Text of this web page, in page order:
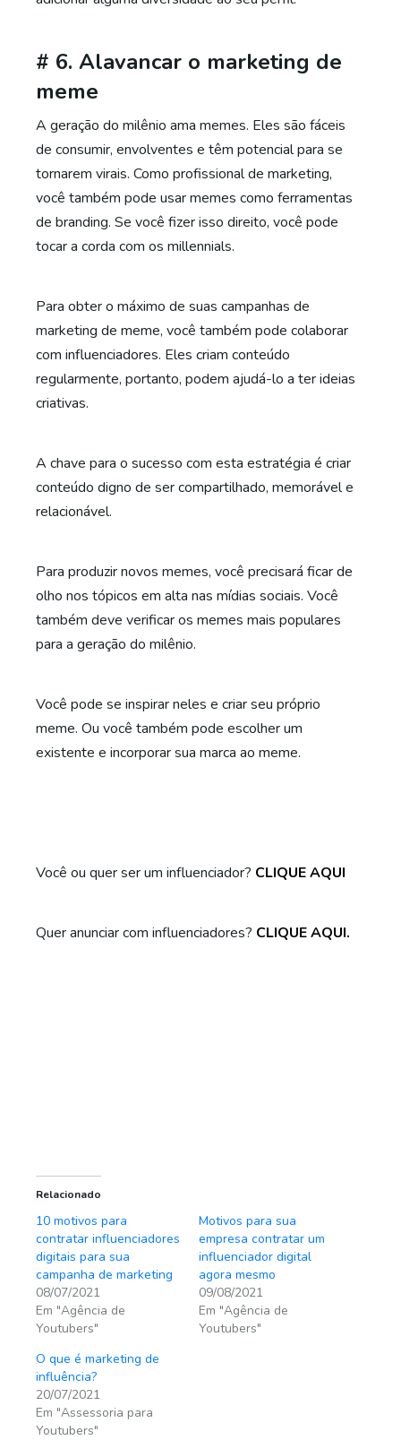
# 6. Alavancar o marketing de
meme
A geração do milênio ama memes. Eles são fáceis
de consumir, envolventes e têm potencial para se
tornarem virais. Como profissional de marketing,
você também pode usar memes como ferramentas
de branding. Se você fizer isso direito, você pode
tocar a corda com os millennials.
Para obter o máximo de suas campanhas de
marketing de meme, você também pode colaborar
com influenciadores. Eles criam conteúdo
regularmente, portanto, podem ajudá-lo a ter ideias
criativas.
A chave para o sucesso com esta estratégia é criar
conteúdo digno de ser compartilhado, memorável e
relacionável.
Para produzir novos memes, você precisará ficar de
olho nos tópicos em alta nas mídias sociais. Você
também deve verificar os memes mais populares
para a geração do milênio.
Você pode se inspirar neles e criar seu próprio
meme. Ou você também pode escolher um
existente e incorporar sua marca ao meme.
Você ou quer ser um influenciador? CLIQUE AQUI
Quer anunciar com influenciadores? CLIQUE AQUI.
Relacionado
10 motivos para
contratar influenciadores
digitais para sua
campanha de marketing
08/07/2021
Em "Agência de
Youtubers"
Motivos para sua
empresa contratar um
influenciador digital
agora mesmo
09/08/2021
Em "Agência de
Youtubers"
O que é marketing de
influência?
20/07/2021
Em "Assessoria para
Youtubers"